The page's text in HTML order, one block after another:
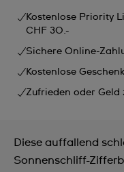
Kostenlose Priority
CHF 30.-
Sichere Online-
Kostenlose
Zufrieden oder Geld
Diese auffallend
Sonnenschliff-